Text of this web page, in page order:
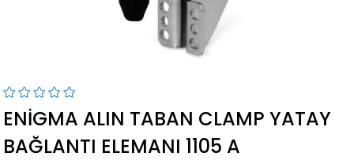
ENIGMA ALIN TABAN CLAMP YATAY
BAĞLANTI ELEMANI 1105 A